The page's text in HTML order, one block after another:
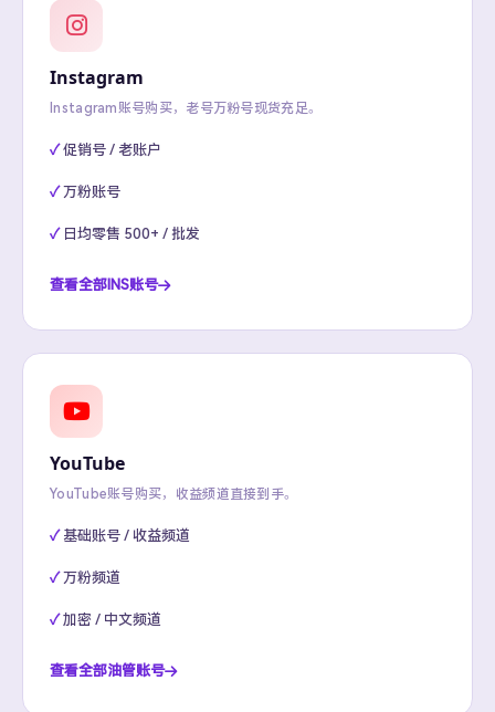
Instagram
Instagram账号购买，老号万粉号现货充足。
促销号 / 老账户
万粉账号
日均零售 500+ / 批发
查看全部INS账号
YouTube
YouTube账号购买，收益频道直接到手。
基础账号 / 收益频道
万粉频道
加密 / 中文频道
查看全部油管账号